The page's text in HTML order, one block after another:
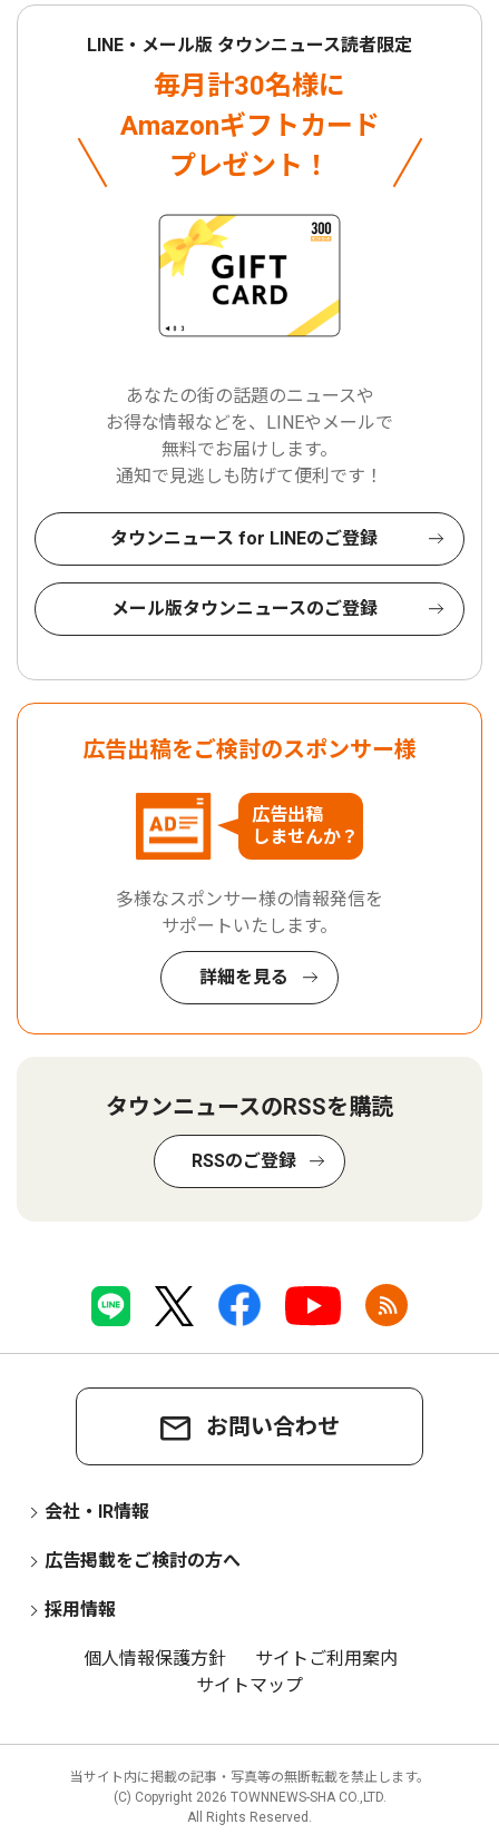
LINE・メール版 タウンニュース読者限定
毎月計30名様に
Amazonギフトカード
プレゼント！
あなたの街の話題のニュースや
お得な情報などを、LINEやメールで
無料でお届けします。
通知で見逃しも防げて便利です！
タウンニュース for LINEのご登録
メール版タウンニュースのご登録
広告出稿をご検討のスポンサー様
広告出稿
しませんか？
多様なスポンサー様の情報発信を
サポートいたします。
詳細を見る
タウンニュースのRSSを購読
RSSのご登録
お問い合わせ
会社・IR情報
広告掲載をご検討の方へ
採用情報
個人情報保護方針
サイトご利用案内
サイトマップ
当サイト内に掲載の記事・写真等の無断転載を禁止します。
(C) Copyright 2026 TOWNNEWS-SHA CO.,LTD.
All Rights Reserved.